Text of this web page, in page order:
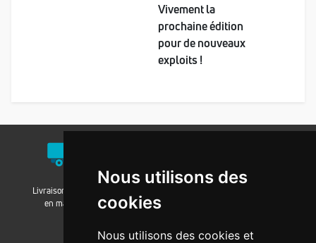
Nous utilisons des
cookies
Nous utilisons des cookies et
Vivement la
prochaine édition
pour de nouveaux
exploits !
Livraison / Retrait
en magasin